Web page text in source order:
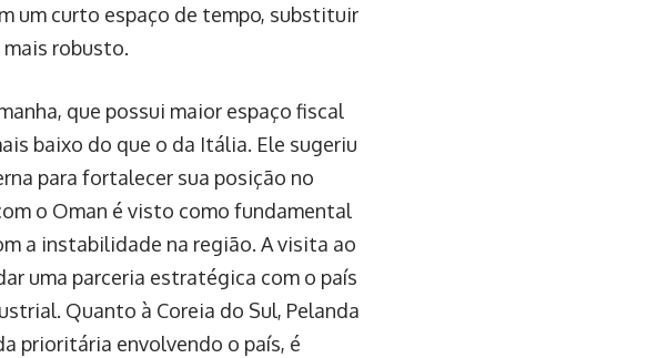
um curto espaço de tempo, substituir
robusto.
que possui maior espaço fiscal
baixo do que o da Itália. Ele sugeriu
para fortalecer sua posição no
o Oman é visto como fundamental
a instabilidade na região. A visita ao
uma parceria estratégica com o país
Quanto à Coreia do Sul, Pelanda
prioritária envolvendo o país, é